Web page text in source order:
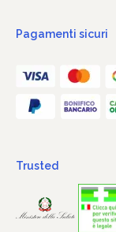
Pagamenti sicuri
Trusted